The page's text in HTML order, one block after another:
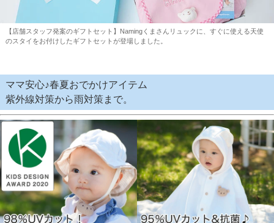
【店舗スタッフ発案のギフトセット】Namingくまさんリュックに、すぐに使える天使
のスタイをお付けしたギフトセットが登場しました。
ママ安心♪春夏おでかけアイテム
紫外線対策から雨対策まで。